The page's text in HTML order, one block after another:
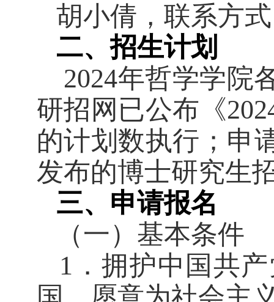
胡小倩，联系方
二、招生计划
2024年哲学学院
研招网已公布《
的计划数执行；申
发布的博士研究生
三、申请报名
（一）基本条件
1 ．拥护中国共